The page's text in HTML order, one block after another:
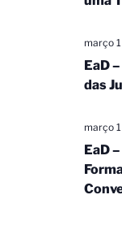
março
EaD
das
março
EaD